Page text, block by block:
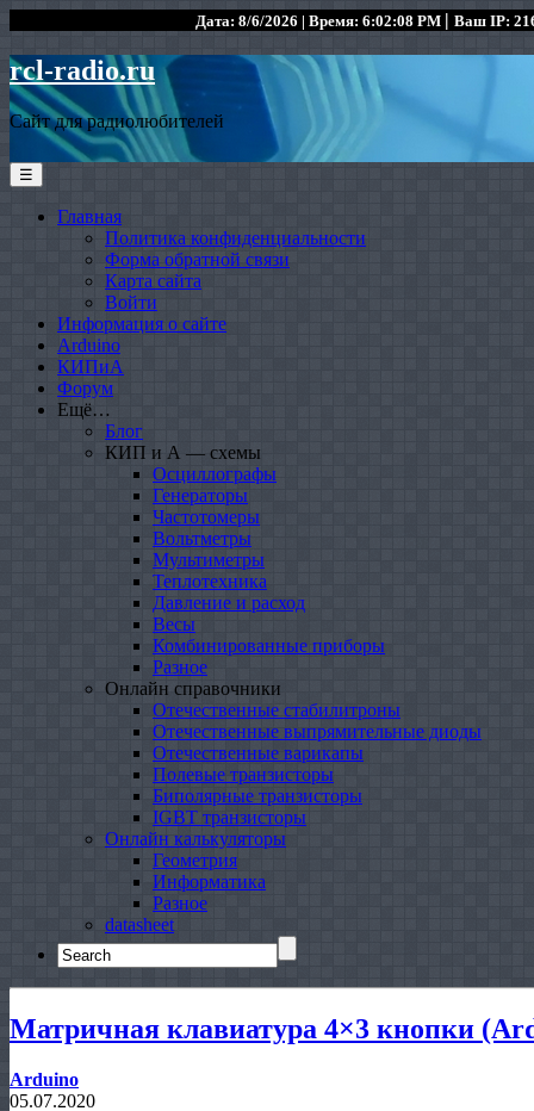
Дата: 8/6/2026 | Время: 6:02:08 PM | Ваш IP:
rcl-radio.ru
Сайт для радиолюбителей
☰
Главная
Политика конфиденциальности
Форма обратной связи
Карта сайта
Войти
Информация о сайте
Arduino
КИПиА
Форум
Ещё…
Блог
КИП и А — схемы
Осциллографы
Генераторы
Частотомеры
Вольтметры
Мультиметры
Теплотехника
Давление и расход
Весы
Комбинированные приборы
Разное
Онлайн справочники
Отечественные стабилитроны
Отечественные выпрямительные диоды
Отечественные варикапы
Полевые транзисторы
Биполярные транзисторы
IGBT транзисторы
Онлайн калькуляторы
Геометрия
Информатика
Разное
datasheet
Search
for:
Матричная клавиатура 4×3 кнопки
Arduino
05.07.2020